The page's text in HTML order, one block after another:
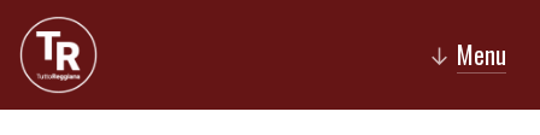
↓ Menu